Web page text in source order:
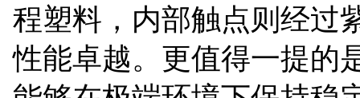
程塑料，内部触点则经过
性能卓越。更值得一提的